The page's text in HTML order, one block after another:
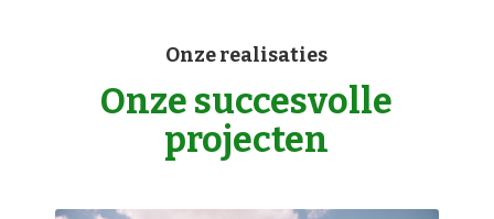
Onze realisaties
Onze succesvolle
projecten